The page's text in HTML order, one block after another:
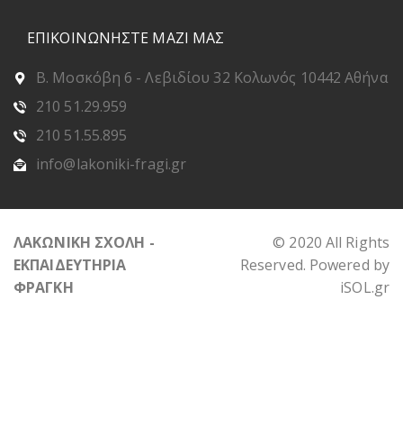
ΕΠΙΚΟΙΝΩΝΗΣΤΕ ΜΑΖΙ ΜΑΣ
Β. Μοσκόβη 6 - Λεβιδίου 32 Κολωνός 10442 Αθήνα
210 51.29.959
210 51.55.895
info@lakoniki-fragi.gr
ΛΑΚΩΝΙΚΗ ΣΧΟΛΗ -
ΕΚΠΑΙΔΕΥΤΗΡΙΑ
ΦΡΑΓΚΗ
© 2020 All Rights
Reserved. Powered by
iSOL.gr